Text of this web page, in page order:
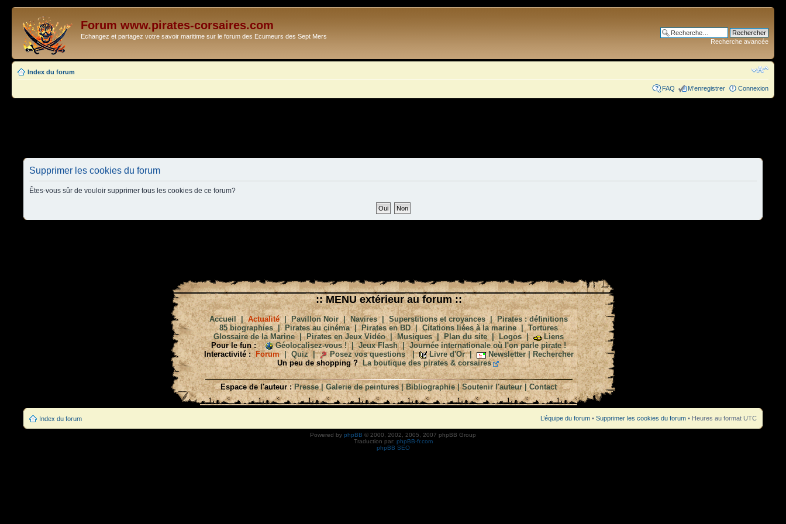
Forum www.pirates-corsaires.com
Echangez et partagez votre savoir maritime sur le forum des Ecumeurs des Sept Mers
Recherche avancée
Index du forum
FAQ M’enregistrer Connexion
Supprimer les cookies du forum
Êtes-vous sûr de vouloir supprimer tous les cookies de ce forum?
:: MENU extérieur au forum ::
Accueil |Actualité|Pavillon Noir|Navires|Superstitions et croyances|Pirates : définitions
85 biographies| Pirates au cinéma|Pirates en BD|Citations liées à la marine|Tortures
Glossaire de la Marine|Pirates en Jeux Vidéo|Musiques|Plan du site|Logos|
Liens
Pour le fun :
Géolocalisez-vous !|Jeux Flash|Journée internationale où l'on parle pirate !
Interactivité : Forum| Quiz| Posez vos questions| Livre d'Or| Newsletter| Rechercher
Un peu de shopping ?
La boutique des pirates & corsaires
Espace de l'auteur : Presse|Galerie de peintures|Bibliographie|Soutenir l'auteur|Contact
Index du forum L’équipe du forum • Supprimer les cookies du forum • Heures au format UTC
Powered by phpBB © 2000, 2002, 2005, 2007 phpBB Group
Traduction par: phpBB-fr.com
phpBB SEO